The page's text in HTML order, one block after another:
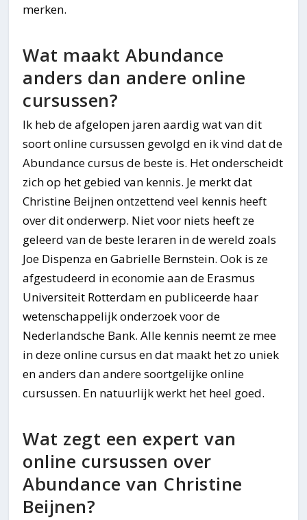
merken.
Wat maakt Abundance
anders dan andere online
cursussen?
Ik heb de afgelopen jaren aardig wat van dit
soort online cursussen gevolgd en ik vind dat de
Abundance cursus de beste is. Het onderscheidt
zich op het gebied van kennis. Je merkt dat
Christine Beijnen ontzettend veel kennis heeft
over dit onderwerp. Niet voor niets heeft ze
geleerd van de beste leraren in de wereld zoals
Joe Dispenza en Gabrielle Bernstein. Ook is ze
afgestudeerd in economie aan de Erasmus
Universiteit Rotterdam en publiceerde haar
wetenschappelijk onderzoek voor de
Nederlandsche Bank. Alle kennis neemt ze mee
in deze online cursus en dat maakt het zo uniek
en anders dan andere soortgelijke online
cursussen. En natuurlijk werkt het heel goed.
Wat zegt een expert van
online cursussen over
Abundance van Christine
Beijnen?